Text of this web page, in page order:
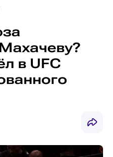
в UFC